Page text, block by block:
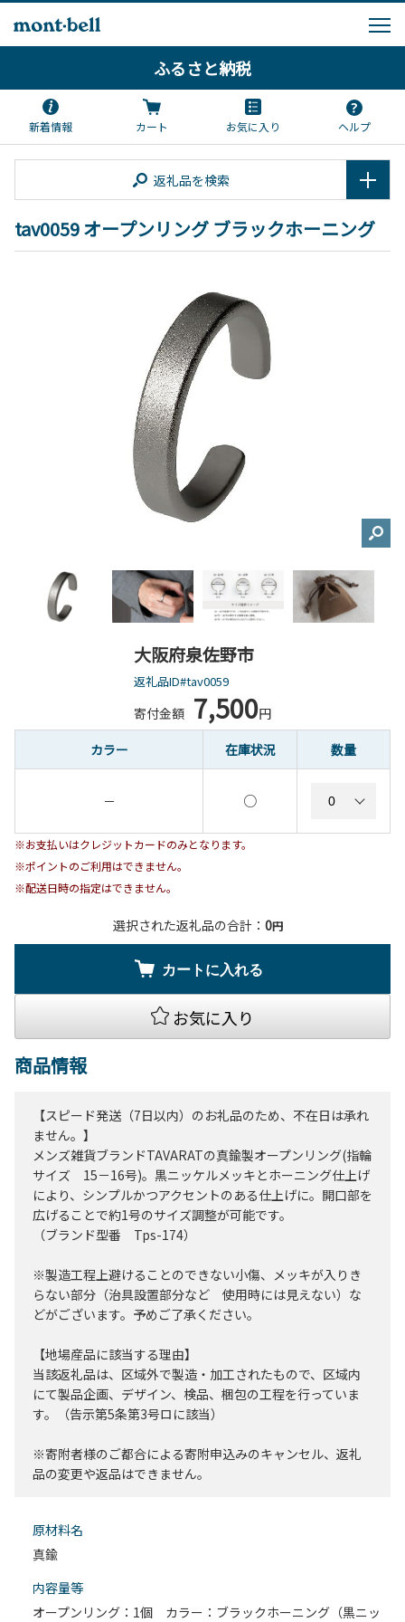
ふるさと納税
新着情報 カート お気に入り ヘルプ
返礼品を検索
tav0059 オープンリング ブラックホーニング
大阪府泉佐野市
返礼品ID#tav0059
寄付金額 7,500円
カラー
在庫状況 数量
－ ○
※お支払いはクレジットカードのみとなります。
※ポイントのご利用はできません。
※配送日時の指定はできません。
選択された返礼品の合計： 0円
カートに入れる
お気に入り
商品情報
【スピード発送（7日以内）のお礼品のため、不在日は承れ
ません。】
メンズ雑貨ブランドTAVARATの真鍮製オープンリング(指輪
サイズ 15－16号)。黒ニッケルメッキとホーニング仕上げ
により、シンプルかつアクセントのある仕上げに。開口部を
広げることで約1号のサイズ調整が可能です。
（ブランド型番 Tps-174）
※製造工程上避けることのできない小傷、メッキが入りき
らない部分（治具設置部分など 使用時には見えない）な
どがございます。予めご了承ください。
【地場産品に該当する理由】
当該返礼品は、区域外で製造・加工されたもので、区域内
にて製品企画、デザイン、検品、梱包の工程を行っていま
す。（告示第5条第3号ロに該当）
※寄附者様のご都合による寄附申込みのキャンセル、返礼
品の変更や返品はできません。
原材料名
真鍮
内容量等
オープンリング：1個 カラー：ブラックホーニング（黒ニッ